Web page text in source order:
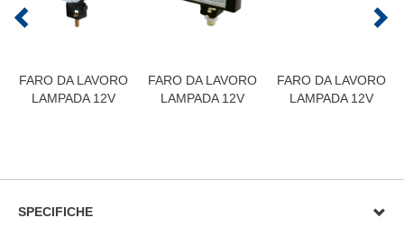
FARO DA LAVORO
LAMPADA 12V
FARO DA LAVORO
LAMPADA 12V
FARO DA LAVORO
LAMPADA 12V
SPECIFICHE